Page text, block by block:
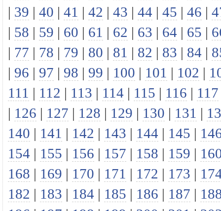
| 39 | 40 | 41 | 42 | 43 | 44 | 45 | 46 |
| 58 | 59 | 60 | 61 | 62 | 63 | 64 | 65 |
| 77 | 78 | 79 | 80 | 81 | 82 | 83 | 84 |
| 96 | 97 | 98 | 99 | 100 | 101 | 102 |
111 | 112 | 113 | 114 | 115 | 116 | 117
| 126 | 127 | 128 | 129 | 130 | 131 |
140 | 141 | 142 | 143 | 144 | 145 |
154 | 155 | 156 | 157 | 158 | 159 |
168 | 169 | 170 | 171 | 172 | 173 |
182 | 183 | 184 | 185 | 186 | 187 |